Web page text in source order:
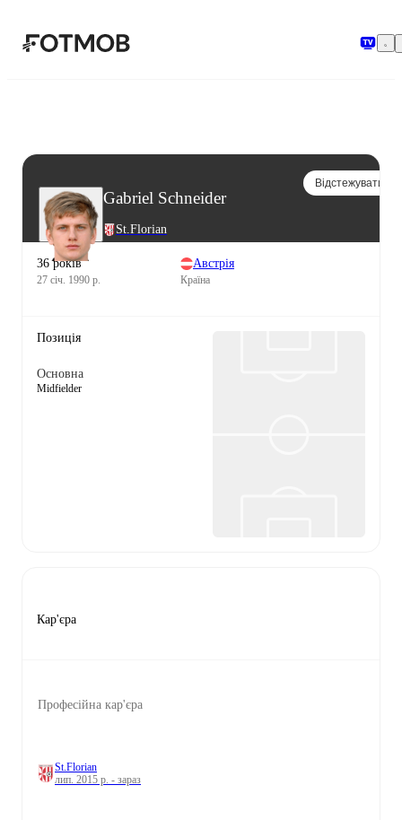
Gabriel Schneider
St.Florian
Відстежувати
36 років
27 січ. 1990 р.
Австрія
Країна
Позиція
Основна
Midfielder
Кар'єра
Професійна кар'єра
St.Florian
лип. 2015 р. - зараз